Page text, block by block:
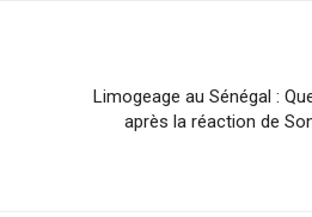
Limogeage au Sénégal :
après la réaction de